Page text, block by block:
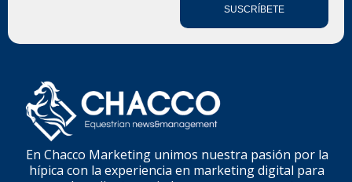
SUSCRÍBETE
En Chacco Marketing unimos nuestra pasión por la
hípica con la experiencia en marketing digital para